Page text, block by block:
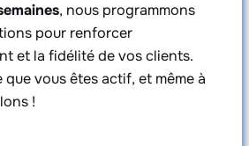
, nous programmons
pour renforcer
et la fidélité de vos clients.
que vous êtes actif, et même à
!